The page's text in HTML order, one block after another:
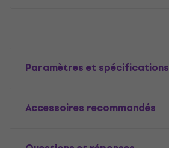
Paramètres et spécifications
Accessoires recommandés